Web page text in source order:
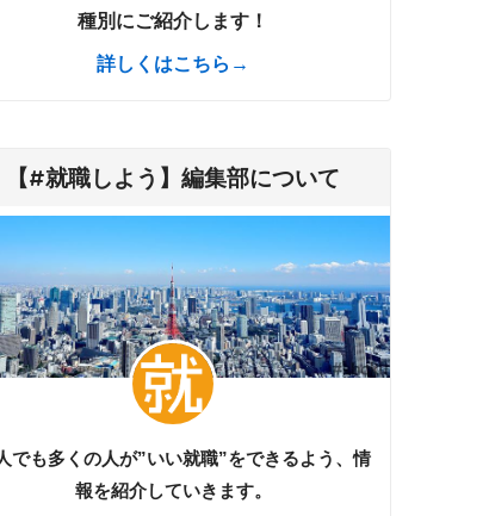
種別にご紹介します！
詳しくはこちら→
【#就職しよう】編集部について
でも多くの人が”いい就職”をできるよう、情
報を紹介していきます。